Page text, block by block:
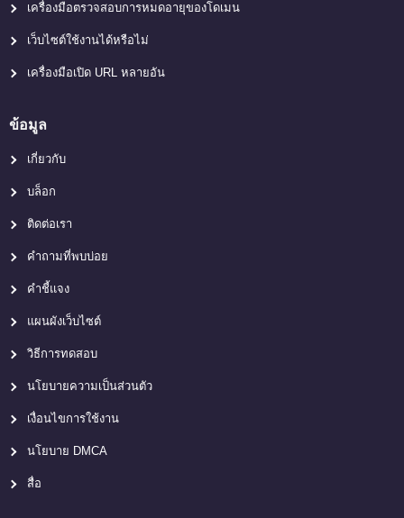
เครื่องมือตรวจสอบการหมดอายุของโดเมน
เว็บไซต์ใช้งานได้หรือไม่
เครื่องมือเปิด URL หลายอัน
ข้อมูล
เกี่ยวกับ
บล็อก
ติดต่อเรา
คำถามที่พบบ่อย
คำชี้แจง
แผนผังเว็บไซต์
วิธีการทดสอบ
นโยบายความเป็นส่วนตัว
เงื่อนไขการใช้งาน
นโยบาย DMCA
สื่อ